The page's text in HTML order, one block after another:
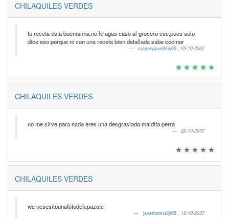
CHILAQUILES VERDES
tu receta esta buenisima,no le agas caso al grocero ese,pues solo
dice eso porque ni con una receta bien detallada sabe cocinar
mayrayjose04js05 , 23-10-2007
CHILAQUILES VERDES
no me sirve para nada eres una desgrasiada maldita perra
22-10-2007
CHILAQUILES VERDES
we nesesitounafotodelepazote
janethotmailjt05 , 12-10-2007